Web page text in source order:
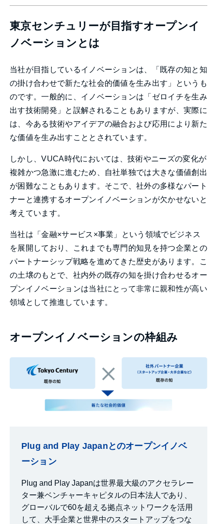
東京センチュリーが目指すオープンイ
ノベーションとは
当社が目指しているイノベーションは、「既存の知と知
の掛け合わせで新たな社会的価値を生み出す」というも
のです。一般的に、イノベーションは「ゼロイチを生み
出す技術開発」と誤解されることもありますが、実際に
は、今ある技術やアイデアの融合および応用により新た
な価値を生み出すこととされています。
しかし、VUCA時代においては、技術やニーズの変化が
複雑かつ急激に進むため、自社単独では大きな価値創出
が困難なこともあります。そこで、社外の多様なパート
ナーと連携するオープンイノベーションが欠かせないと
考えています。
当社は「金融×サービス×事業」という領域でビジネス
を展開しており、これまでも専門的知見を持つ企業との
パートナーシップ戦略を進めてきた歴史があります。こ
の土壌のもとで、社内外の既存の知を掛け合わせるオー
プンイノベーションは当社にとって非常に親和性が高い
領域として推進しています。
オープンイノベーションの枠組み
Plug and Play Japanとのオープンイノベ
ーション
Plug and Play Japanは世界最大級のアクセラレー
ター兼ベンチャーキャピタルの日本法人であり、
グローバルで60を超える拠点ネットワークを活用
して、大手企業と世界中のスタートアップをつな